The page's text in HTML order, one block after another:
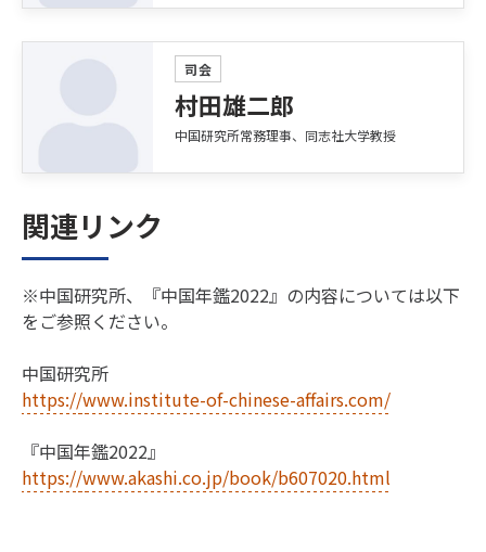
司会
村田雄二郎
中国研究所常務理事、同志社大学教授
関連リンク
※中国研究所、『中国年鑑2022』の内容については以下
をご参照ください。
中国研究所
https://www.institute-of-chinese-affairs.com/
『中国年鑑2022』
https://www.akashi.co.jp/book/b607020.html